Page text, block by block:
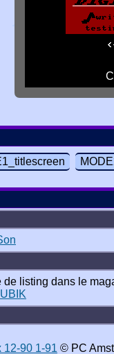
de listing dans le
12-90 1-91 © PC